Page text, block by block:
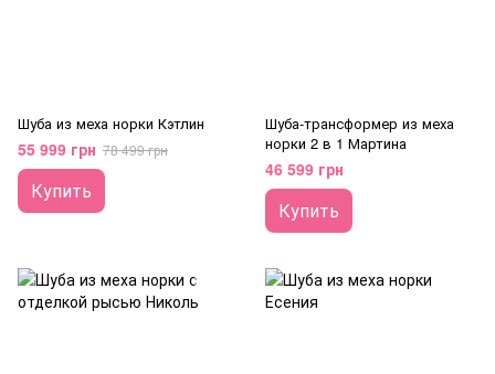
Шуба из меха норки Кэтлин
55 999 грн 78 499 грн
Купить
Шуба-трансформер из меха
норки 2 в 1 Мартина
46 599 грн
Купить